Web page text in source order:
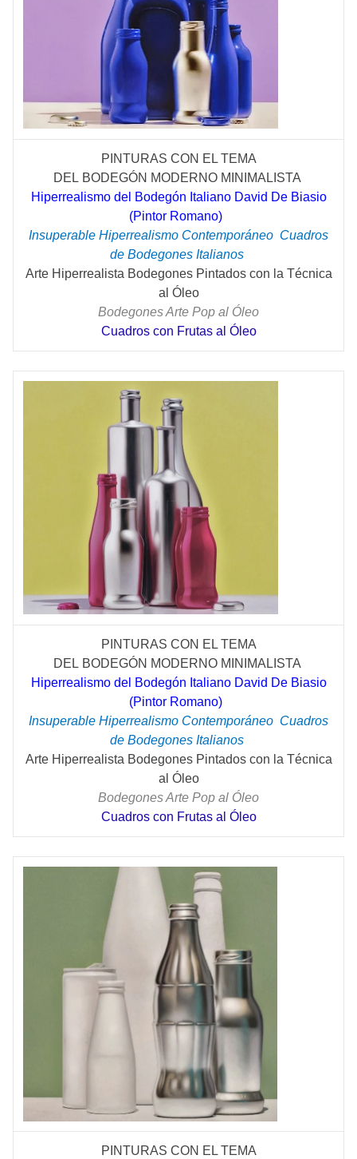
PINTURAS CON EL TEMA
DEL BODEGÓN MODERNO MINIMALISTA
Hiperrealismo del Bodegón Italiano David De Biasio
(Pintor Romano)
Insuperable Hiperrealismo Contemporáneo Cuadros
de Bodegones Italianos
Arte Hiperrealista Bodegones Pintados con la Técnica
al Óleo
Bodegones Arte Pop al Óleo
Cuadros con Frutas al Óleo
PINTURAS CON EL TEMA
DEL BODEGÓN MODERNO MINIMALISTA
Hiperrealismo del Bodegón Italiano David De Biasio
(Pintor Romano)
Insuperable Hiperrealismo Contemporáneo Cuadros
de Bodegones Italianos
Arte Hiperrealista Bodegones Pintados con la Técnica
al Óleo
Bodegones Arte Pop al Óleo
Cuadros con Frutas al Óleo
PINTURAS CON EL TEMA